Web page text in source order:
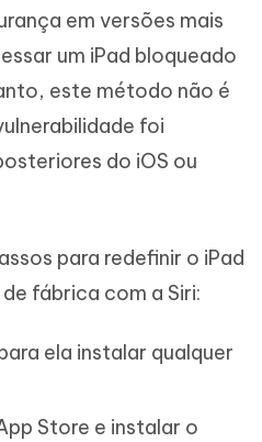
em versões mais
um iPad bloqueado
este método não é
foi
do iOS ou
para redefinir o iPad
fábrica com a Siri:
ela instalar qualquer
Store e instalar o